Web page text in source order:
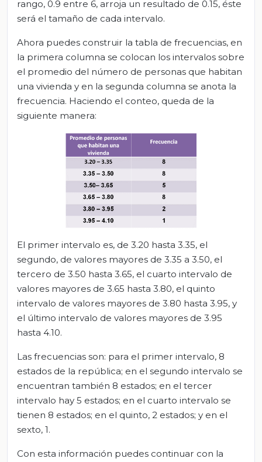
rango, 0.9 entre 6, arroja un resultado de 0.15, éste
será el tamaño de cada intervalo.
Ahora puedes construir la tabla de frecuencias, en
la primera columna se colocan los intervalos sobre
el promedio del número de personas que habitan
una vivienda y en la segunda columna se anota la
frecuencia. Haciendo el conteo, queda de la
siguiente manera:
El primer intervalo es, de 3.20 hasta 3.35, el
segundo, de valores mayores de 3.35 a 3.50, el
tercero de 3.50 hasta 3.65, el cuarto intervalo de
valores mayores de 3.65 hasta 3.80, el quinto
intervalo de valores mayores de 3.80 hasta 3.95, y
el último intervalo de valores mayores de 3.95
hasta 4.10.
Las frecuencias son: para el primer intervalo, 8
estados de la república; en el segundo intervalo se
encuentran también 8 estados; en el tercer
intervalo hay 5 estados; en el cuarto intervalo se
tienen 8 estados; en el quinto, 2 estados; y en el
sexto, 1.
Con esta información puedes continuar con la